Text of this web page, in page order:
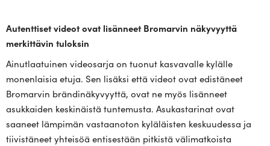
Autent­tiset videot ovat lisänneet Bro­marvin näky­vyyttä
mer­kit­tävin tuloksin
Ainut­laa­tuinen video­sarja on tuonut kas­va­valle kylälle
monen­laisia etuja. Sen lisäksi että videot ovat edis­täneet
Bro­marvin brän­di­nä­ky­vyyttä, ovat ne myös lisänneet
asuk­kaiden kes­ki­näistä tun­te­musta. Asu­kas­ta­rinat ovat
saaneet läm­pimän vas­taanoton kylä­läisten kes­kuu­dessa ja
tii­vis­täneet yhteisöä enti­sestään pit­kistä väli­mat­koista